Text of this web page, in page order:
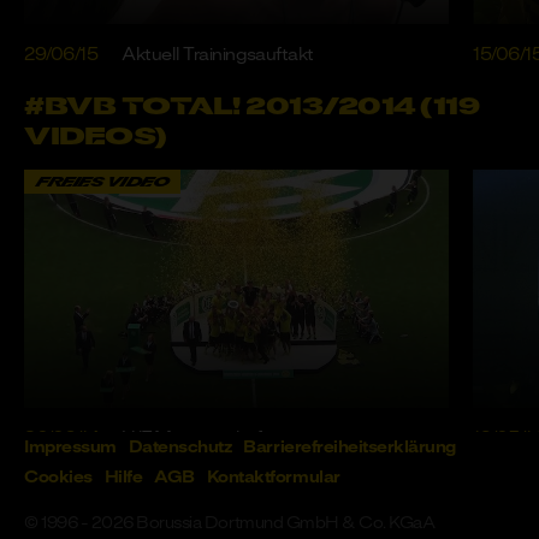
29/06/15 Aktuell Trainingsauftakt 15/06/
#BVB TOTAL! 2013/2014 (119
VIDEOS)
FREIES VIDEO
30/06/14 U17 Meisterschaft 19/05/
Impressum Datenschutz Barrierefreiheitserklärung
Cookies
Hilfe AGB Kontaktformular